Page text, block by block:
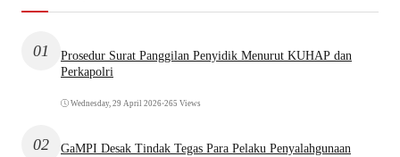
01
Prosedur Surat Panggilan Penyidik Menurut KUHAP dan
Perkapolri
Wednesday, 29 April 2026•265 Views
02
GaMPI Desak Tindak Tegas Para Pelaku Penyalahgunaan